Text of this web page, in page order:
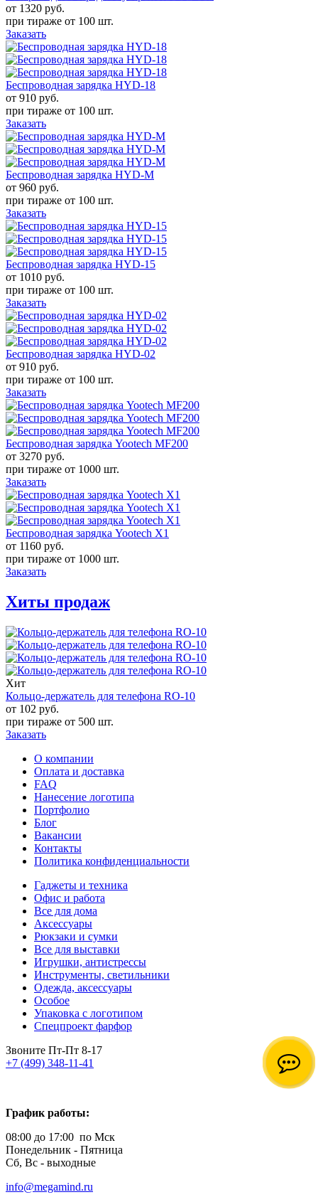
от 1320 руб.
при тираже от 100 шт.
Заказать
Беспроводная зарядка HYD-18
от 910 руб.
при тираже от 100 шт.
Заказать
Беспроводная зарядка HYD-M
от 960 руб.
при тираже от 100 шт.
Заказать
Беспроводная зарядка HYD-15
от 1010 руб.
при тираже от 100 шт.
Заказать
Беспроводная зарядка HYD-02
от 910 руб.
при тираже от 100 шт.
Заказать
Беспроводная зарядка Yootech MF200
от 3270 руб.
при тираже от 1000 шт.
Заказать
Беспроводная зарядка Yootech X1
от 1160 руб.
при тираже от 1000 шт.
Заказать
Хиты продаж
Хит
Кольцо-держатель для телефона RO-10
от 102 руб.
при тираже от 500 шт.
Заказать
О компании
Оплата и доставка
FAQ
Нанесение логотипа
Портфолио
Блог
Вакансии
Контакты
Политика конфиденциальности
Гаджеты и техника
Офис и работа
Все для дома
Аксессуары
Рюкзаки и сумки
Все для выставки
Игрушки, антистрессы
Инструменты, светильники
Одежда, аксессуары
Особое
Упаковка с логотипом
Спецпроект фарфор
Звоните Пт-Пт 8-17
+7 (499) 348-11-41
График работы:
08:00 до 17:00 по Мск
Понедельник - Пятница
Сб, Вс - выходные
info@megamind.ru